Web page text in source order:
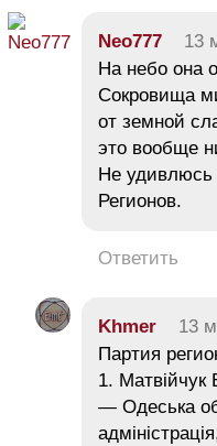
Neo777 13
На небо она
Сокровища
от земной
это вообще
Не удивлюсь
Регионов.
Ответить
Khmer 13
Партия
1. Матвійчук
— Одеська